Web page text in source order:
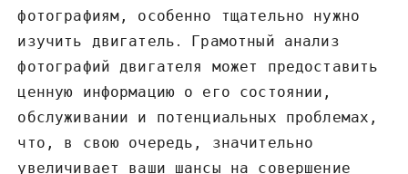
фотографиям‚ особенно тщательно нужно
изучить двигатель․ Грамотный анализ
фотографий двигателя может предоставить
ценную информацию о его состоянии‚
обслуживании и потенциальных проблемах‚
что‚ в свою очередь‚ значительно
увеличивает ваши шансы на совершение